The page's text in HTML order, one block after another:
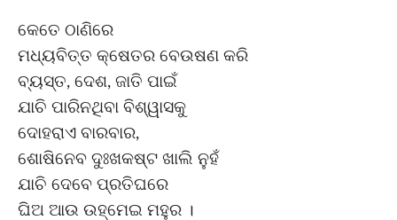
କେତେ ଠାଣିରେ
ମଧ୍ୟବିତ୍ତ କ୍ଷେତର ବେଉଷଣ କରି
ବ୍ୟସ୍ତ, ଦେଶ, ଜାତି ପାଇଁ
ଯାଚି ପାରିନଥିବା ବିଶ୍ୱାସକୁ
ଦୋହରାଏ ବାରବାର,
ଶୋଷିନେବ ଦୁଃଖକଷ୍ଟ ଖାଲି ନୁହଁ
ଯାଚି ଦେବେ ପ୍ରତିଘରେ
ଘିଅ ଆଉ ଉହ୍ମେଇ ମହୁର ।